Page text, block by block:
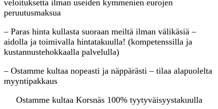
veloituksetta ilman useiden kymmenien eurojen
peruutusmaksua
– Paras hinta kullasta suoraan meiltä ilman välikäsiä –
aidolla ja toimivalla hintatakuulla! (kompetenssilla ja
kustannustehokkaalla palvelulla)
– Ostamme kultaa nopeasti ja näppärästi – tilaa alapuolelta
myyntipakkaus
Ostamme kultaa Korsnäs 100% tyytyväisyystakuulla